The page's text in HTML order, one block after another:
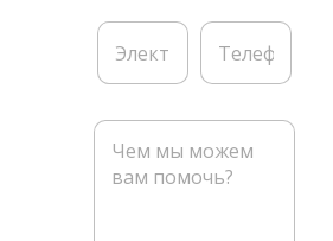
а
я
Э
е
т
Т
л
ф
о
н
С